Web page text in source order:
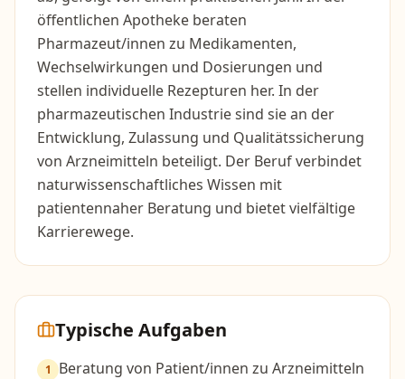
öffentlichen Apotheke beraten
Pharmazeut/innen zu Medikamenten,
Wechselwirkungen und Dosierungen und
stellen individuelle Rezepturen her. In der
pharmazeutischen Industrie sind sie an der
Entwicklung, Zulassung und Qualitätssicherung
von Arzneimitteln beteiligt. Der Beruf verbindet
naturwissenschaftliches Wissen mit
patientennaher Beratung und bietet vielfältige
Karrierewege.
Typische Aufgaben
1
Beratung von Patient/innen zu Arzneimitteln